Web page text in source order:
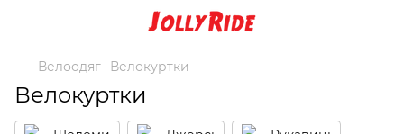
Велоодяг Велокуртки
Велокуртки